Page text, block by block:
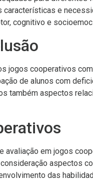
e
cognitivo e
jogos cooperativos
de alunos com
também aspectos
em jogos
aspectos
das